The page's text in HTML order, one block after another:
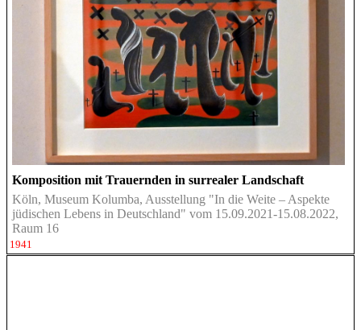
Komposition mit Trauernden in surrealer Landschaft
Köln, Museum Kolumba, Ausstellung "In die Weite – Aspekte
jüdischen Lebens in Deutschland" vom 15.09.2021-15.08.2022,
Raum 16
1941